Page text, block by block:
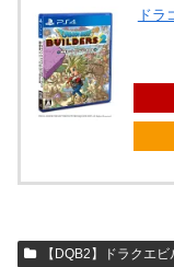
ドラ
【DQB2】ドラクエ